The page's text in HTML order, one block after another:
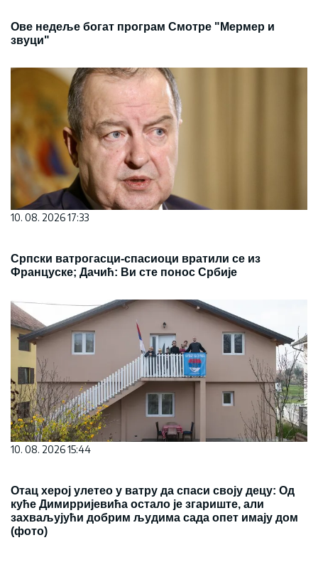
Ове недеље богат програм Смотре "Мермер и
звуци"
10. 08. 2026 17:33
Српски ватрогасци-спасиоци вратили се из
Француске; Дачић: Ви сте понос Србије
10. 08. 2026 15:44
Отац херој улетео у ватру да спаси своју децу: Од
куће Димирријевића остало је згариште, али
захваљујући добрим људима сада опет имају дом
(фото)